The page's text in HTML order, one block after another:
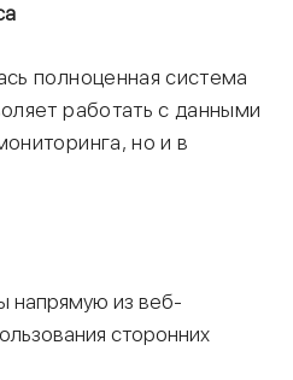
полноценная система
работать с данными
но и в
напрямую из веб-
сторонних